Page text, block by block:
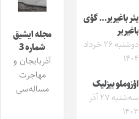
یئر باغیریر… گؤی
باغیریر
دوشنبه ۲۶ خرداد
۱۴۰۴
اؤزوملو بیزلیک
سه‌شنبه ۲۷ آذر
۱۴۰۳
مجله ایشیق
شماره 3
آذربایجان و
مهاجرت
مساله‌سی